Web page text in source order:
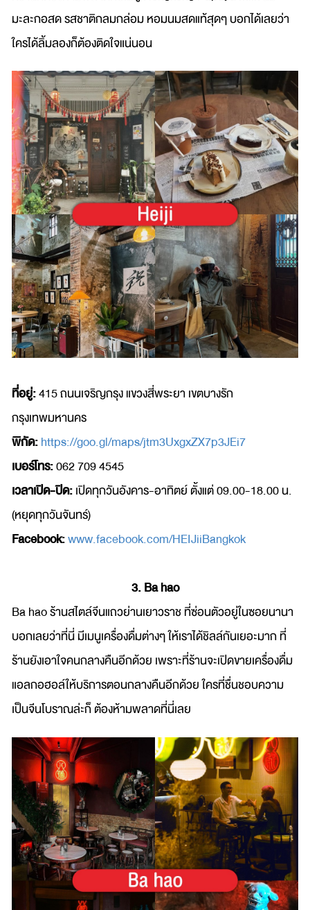
มะละกอสด รสชาติกลมกล่อม หอมนมสดแท้สุดๆ บอกได้เลยว่า
ใครได้ลิ้มลองก็ต้องติดใจแน่นอน
ที่อยู่:415 ถนนเจริญกรุง แขวงสี่พระยา เขตบางรัก
กรุงเทพมหานคร
พิกัด:https://goo.gl/maps/jtm3UxgxZX7p3JEi7
เบอร์โทร:062 709 4545
เวลาเปิด-ปิด:เปิดทุกวันอังคาร-อาทิตย์ ตั้งแต่ 09.00-18.00 น.
(หยุดทุกวันจันทร์)
Facebook:www.facebook.com/HEIJiiBangkok
3. Ba hao
Ba hao ร้านสไตล์จีนแถวย่านเยาวราช ที่ซ่อนตัวอยู่ในซอยนานา
บอกเลยว่าที่นี่ มีเมนูเครื่องดื่มต่างๆ ให้เราได้ชิลล์กันเยอะมาก ที่
ร้านยังเอาใจคนกลางคืนอีกด้วย เพราะที่ร้านจะเปิดขายเครื่องดื่ม
แอลกอฮอล์ให้บริการตอนกลางคืนอีกด้วย ใครที่ชื่นชอบความ
เป็นจีนโบราณล่ะก็ ต้องห้ามพลาดที่นี่เลย